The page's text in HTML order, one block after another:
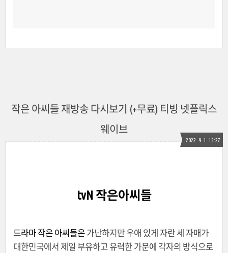
작은 아씨들 재방송 다시보기 (+무료) 티빙 넷플릭스
웨이브
2022. 9. 1. 15:27
tvN 작은아씨들
드라마 작은 아씨들은 가난하지만 우애 있게 자란 세 자매가
대한민국에서 제일 부유하고 유력한 가문에 각자의 방식으로